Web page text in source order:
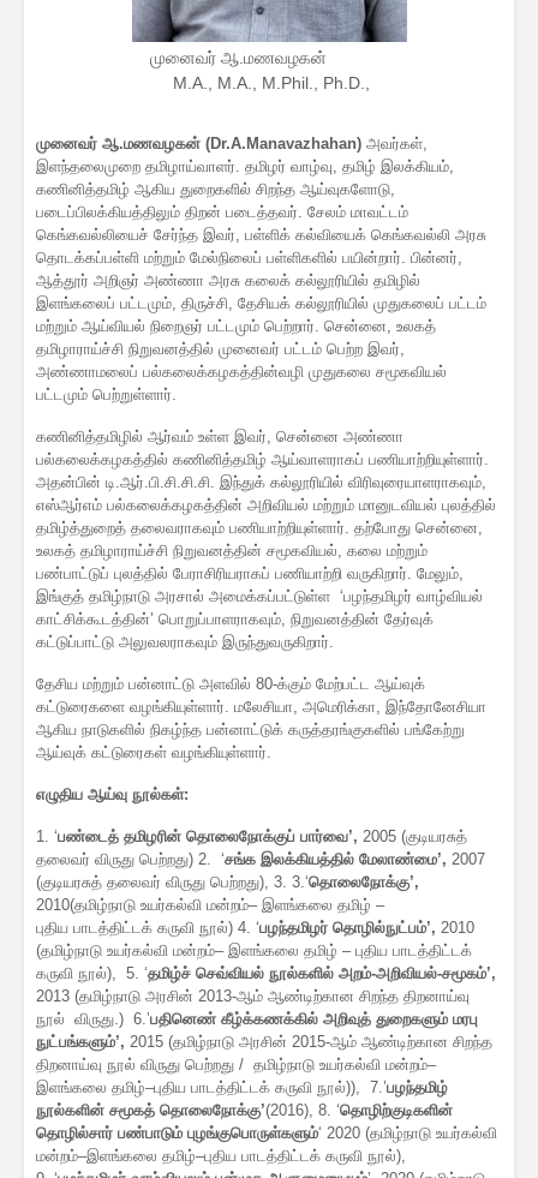
முனைவர் ஆ.மணவழகன்
M.A., M.A., M.Phil., Ph.D.,
முனைவர் ஆ.மணவழகன் (Dr.A.Manavazhahan) அவர்கள்,
இளந்தலைமுறை தமிழாய்வாளர். தமிழர் வாழ்வு, தமிழ் இலக்கியம்,
கணினித்தமிழ் ஆகிய துறைகளில் சிறந்த ஆய்வுகளோடு,
படைப்பிலக்கியத்திலும் திறன் படைத்தவர். சேலம் மாவட்டம்
கெங்கவல்லியைச் சேர்ந்த இவர், பள்ளிக் கல்வியைக் கெங்கவல்லி அரசு
தொடக்கப்பள்ளி மற்றும் மேல்நிலைப் பள்ளிகளில் பயின்றார். பின்னர்,
ஆத்தூர் அறிஞர் அண்ணா அரசு கலைக் கல்லூரியில் தமிழில்
இளங்கலைப் பட்டமும், திருச்சி, தேசியக் கல்லூரியில் முதுகலைப் பட்டம்
மற்றும் ஆய்வியல் நிறைஞர் பட்டமும் பெற்றார். சென்னை, உலகத்
தமிழாராய்ச்சி நிறுவனத்தில் முனைவர் பட்டம் பெற்ற இவர்,
அண்ணாமலைப் பல்கலைக்கழகத்தின்வழி முதுகலை சமூகவியல்
பட்டமும் பெற்றுள்ளார்.
கணினித்தமிழில் ஆர்வம் உள்ள இவர், சென்னை அண்ணா
பல்கலைக்கழகத்தில் கணினித்தமிழ் ஆய்வாளராகப் பணியாற்றியுள்ளார்.
அதன்பின் டி.ஆர்.பி.சி.சி.சி. இந்துக் கல்லூரியில் விரிவுரையாளராகவும்,
எஸ்ஆர்எம் பல்கலைக்கழகத்தின் அறிவியல் மற்றும் மானுடவியல் புலத்தில்
தமிழ்த்துறைத் தலைவராகவும் பணியாற்றியுள்ளார். தற்போது சென்னை,
உலகத் தமிழாராய்ச்சி நிறுவனத்தின் சமூகவியல், கலை மற்றும்
பண்பாட்டுப் புலத்தில் பேராசிரியராகப் பணியாற்றி வருகிறார். மேலும்,
இங்குத் தமிழ்நாடு அரசால் அமைக்கப்பட்டுள்ள ‘பழந்தமிழர் வாழ்வியல்
காட்சிக்கூடத்தின்’ பொறுப்பாளராகவும், நிறுவனத்தின் தேர்வுக்
கட்டுப்பாட்டு அலுவலராகவும் இருந்துவருகிறார்.
தேசிய மற்றும் பன்னாட்டு அளவில் 80-க்கும் மேற்பட்ட ஆய்வுக்
கட்டுரைகளை வழங்கியுள்ளார். மலேசியா, அமெரிக்கா, இந்தோனேசியா
ஆகிய நாடுகளில் நிகழ்ந்த பன்னாட்டுக் கருத்தரங்குகளில் பங்கேற்று
ஆய்வுக் கட்டுரைகள் வழங்கியுள்ளார்.
எழுதிய ஆய்வு நூல்கள்:
1. ‘பண்டைத் தமிழரின் தொலைநோக்குப் பார்வை’, 2005 (குடியரசுத்
தலைவர் விருது பெற்றது) 2. ‘சங்க இலக்கியத்தில் மேலாண்மை’, 2007
(குடியரசுத் தலைவர் விருது பெற்றது), 3. 3.‘தொலைநோக்கு’,
2010(தமிழ்நாடு உயர்கல்வி மன்றம்– இளங்கலை தமிழ் –
புதிய பாடத்திட்டக் கருவி நூல்) 4. ‘பழந்தமிழர் தொழில்நுட்பம்’, 2010
(தமிழ்நாடு உயர்கல்வி மன்றம்– இளங்கலை தமிழ் – புதிய பாடத்திட்டக்
கருவி நூல்), 5. ‘தமிழ்ச் செவ்வியல் நூல்களில் அறம்-அறிவியல்-சமூகம்’,
2013 (தமிழ்நாடு அரசின் 2013-ஆம் ஆண்டிற்கான சிறந்த திறனாய்வு
நூல் விருது.) 6.’பதினெண் கீழ்க்கணக்கில் அறிவுத் துறைகளும் மரபு
நுட்பங்களும்’, 2015 (தமிழ்நாடு அரசின் 2015-ஆம் ஆண்டிற்கான சிறந்த
திறனாய்வு நூல் விருது பெற்றது / தமிழ்நாடு உயர்கல்வி மன்றம்–
இளங்கலை தமிழ்–புதிய பாடத்திட்டக் கருவி நூல்)), 7.’பழந்தமிழ்
நூல்களின் சமூகத் தொலைநோக்கு’(2016), 8. ‘தொழிற்குடிகளின்
தொழில்சார் பண்பாடும் புழங்குபொருள்களும்‘ 2020 (தமிழ்நாடு உயர்கல்வி
மன்றம்–இளங்கலை தமிழ்–புதிய பாடத்திட்டக் கருவி நூல்),